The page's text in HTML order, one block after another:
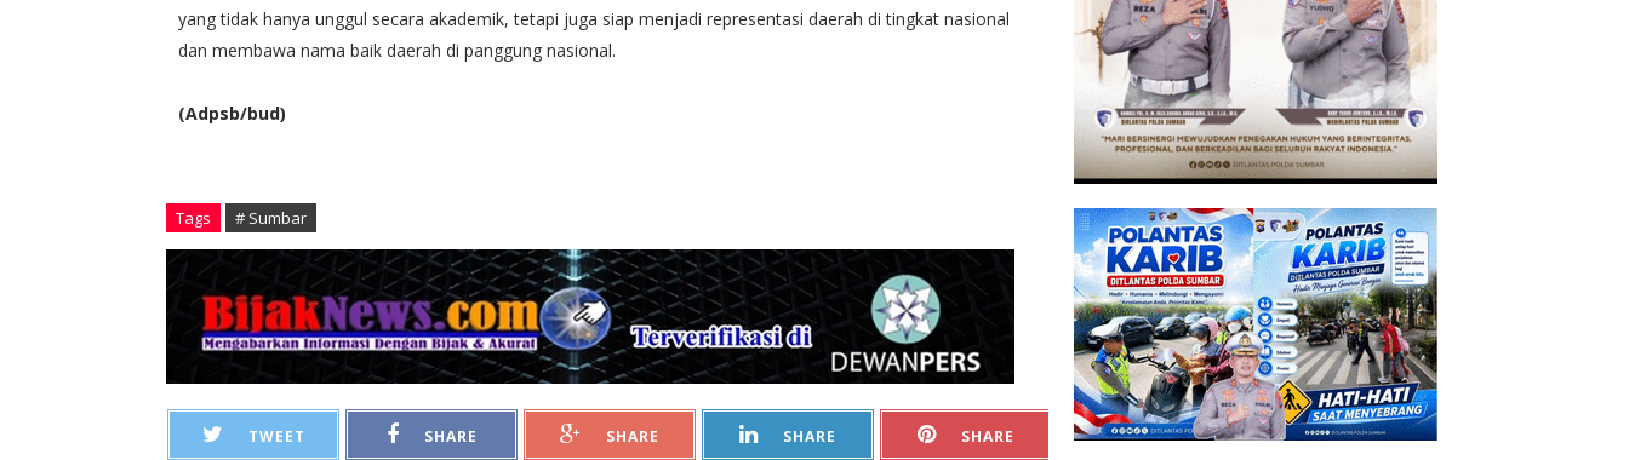
yang tidak hanya unggul secara akademik, tetapi juga siap menjadi representasi daerah di tingkat nasional
dan membawa nama baik daerah di panggung nasional.
(Adpsb/bud)
Tags # Sumbar
TWEET SHARE SHARE SHARE SHARE